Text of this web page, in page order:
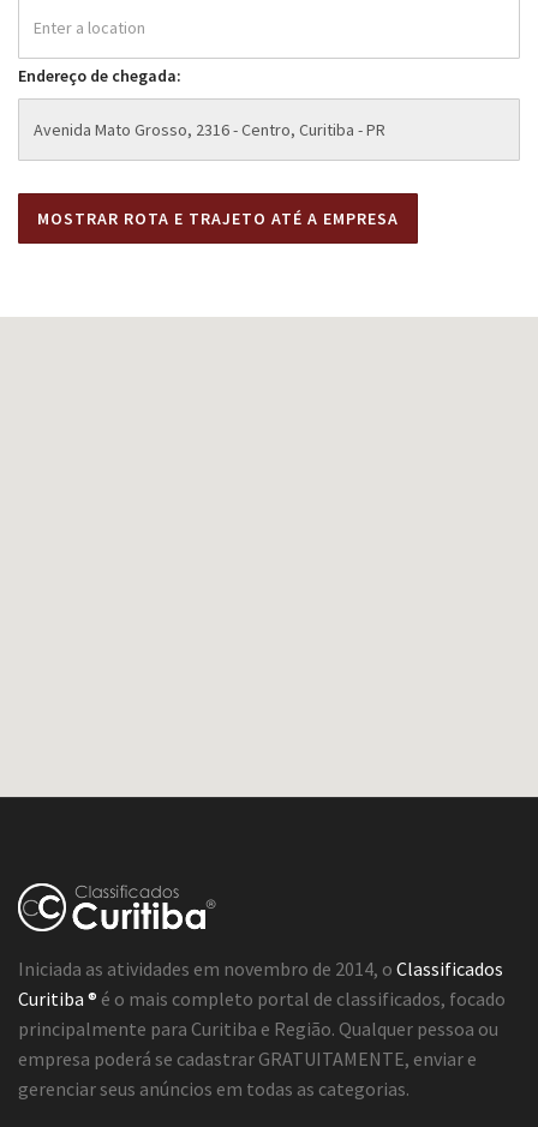
Endereço de chegada:
Iniciada as atividades em novembro de 2014, o Classificados
Curitiba ® é o mais completo portal de classificados, focado
principalmente para Curitiba e Região. Qualquer pessoa ou
empresa poderá se cadastrar GRATUITAMENTE, enviar e
gerenciar seus anúncios em todas as categorias.